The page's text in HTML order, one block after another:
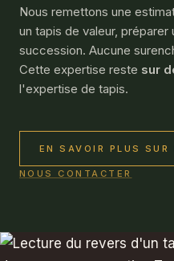
Nous remettons une
un tapis de valeur, préparer
succession. Aucune
Cette expertise reste sur
l'expertise de tapis.
EN SAVOIR PLUS SUR
NOUS CONTACTER